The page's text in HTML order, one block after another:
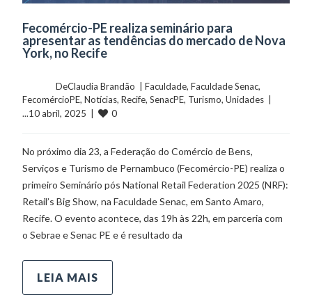
Fecomércio-PE realiza seminário para
apresentar as tendências do mercado de Nova
York, no Recife
	    	DeClaudia Brandão  |
Faculdade, Faculdade Senac
FecomércioPE, Notícias, Recife, SenacPE, Turismo, Unidades
...10 abril, 2025  |
0
No próximo dia 23, a Federação do Comércio de Bens,
Serviços e Turismo de Pernambuco (Fecomércio-PE) realiza o
primeiro Seminário pós National Retail Federation 2025 (NRF):
Retail’s Big Show, na Faculdade Senac, em Santo Amaro,
Recife. O evento acontece, das 19h às 22h, em parceria com
o Sebrae e Senac PE e é resultado da
LEIA MAIS